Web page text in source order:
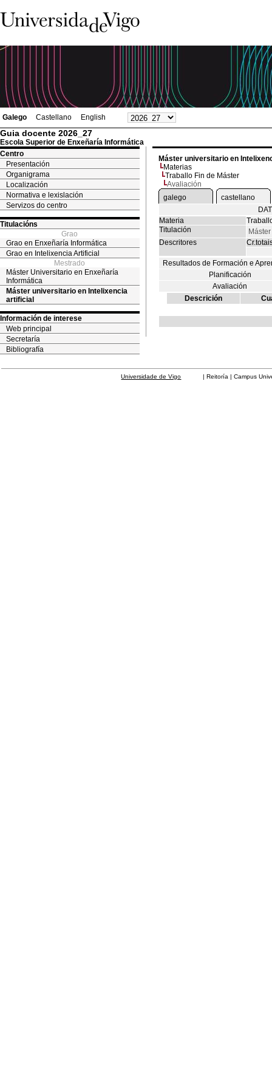
Galego Castellano English
Guia docente 2026_27
Escola Superior de Enxeñaría Informática
Centro
Presentación
Organigrama
Localización
Normativa e lexislación
Servizos do centro
Titulacións
Grao
Grao en Enxeñaría Informática
Grao en Intelixencia Artificial
Mestrado
Máster Universitario en Enxeñaría
Informática
Máster universitario en Intelixencia
artificial
Información de interese
Web principal
Secretaría
Bibliografía
Máster universitario en
Materias
Traballo Fin de Máster
Avaliación
galego
castellano
Materia
Titulación
Descritores
Resultados de Formación e
Planificación
Avaliación
Descrición
Universidade de Vigo | Reitoría | Campus